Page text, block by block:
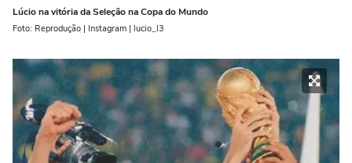
Lúcio na vitória da Seleção na Copa do Mundo
Foto: Reprodução | Instagram | lucio_l3